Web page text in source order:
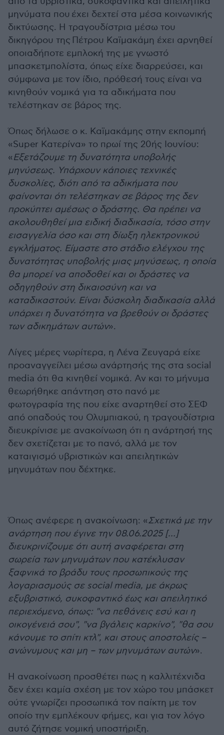
μηνύματα που έχει δεχτεί στα μέσα κοινωνικής
δικτύωσης. Η τραγουδίστρια μέσω του
δικηγόρου της Πέτρου Καϊμακάμη έχει αρνηθεί
οποιαδήποτε εμπλοκή της με γνωστό
μπασκετμπολίστα, όπως είχε διαρρεύσει, και
σύμφωνα με τον ίδιο, πρόθεσή τους είναι να
κινηθούν νομικά για τα αδικήματα που
τελέστηκαν σε βάρος της.
Όπως δήλωσε ο κ. Καϊμακάμης στην εκπομπή
«Super Κατερίνα» το πρωί της 20ής Ιουνίου:
«Εξετάζουμε τη δυνατότητα υποβολής
μηνύσεως. Υπάρχουν κάποιες τεχνικές
δυσκολίες, διότι από τα αδικήματα που
φαίνονται ότι τελέστηκαν σε βάρος της δεν
προκύπτει αμέσως ο δράστης. Θα πρέπει να
ακολουθηθεί μια ειδική διαδικασία, τόσο στην
εισαγγελία όσο και στη δίωξη ηλεκτρονικού
εγκλήματος. Είμαστε στο στάδιο ελέγχου της
δυνατότητας υποβολής μιας μηνύσεως, η οποία
θα μπορεί να αποδοθεί και οι δράστες να
οδηγηθούν στη δικαιοσύνη και να
καταδικαστούν. Είναι δύσκολη διαδικασία αλλά
υπάρχει η δυνατότητα να βρεθούν οι δράστες
των αδικημάτων αυτών».
Λίγες μέρες νωρίτερα, η Λένα Ζευγαρά είχε
προαναγγείλει μέσω ανάρτησής της στα social
media ότι θα κινηθεί νομικά. Αν και το μήνυμα
θεωρήθηκε απάντηση στο πανό με
φωτογραφία της που είχε αναρτηθεί στο ΣΕΦ
από οπαδούς του Ολυμπιακού, η τραγουδίστρια
διευκρίνισε με ανακοίνωση ότι η ανάρτησή της
δεν σχετίζεται με το πανό, αλλά με τον
καταιγισμό υβριστικών και απειλητικών
μηνυμάτων που δέχτηκε.
Όπως ανέφερε η ανακοίνωση: «Σχετικά με την
ανάρτηση που έγινε την 08.06.2025 […]
διευκρινίζουμε ότι αυτή αναφέρεται στη
σωρεία των μηνυμάτων που κατέκλυσαν
ξαφνικά το βράδυ τους προσωπικούς της
λογαριασμούς σε social media, με άκρως
εξυβριστικό, συκοφαντικό έως και απειλητικό
περιεχόμενο, όπως: "να πεθάνεις εσύ και η
οικογένειά σου", "να βγάλεις καρκίνο", "θα σου
κάνουμε το σπίτι κτλ", και στους αποστολείς –
ανώνυμους και μη – των μηνυμάτων αυτών».
Η ανακοίνωση προσθέτει πως η καλλιτέχνιδα
δεν έχει καμία σχέση με τον χώρο του μπάσκετ
ούτε γνωρίζει προσωπικά τον παίκτη με τον
οποίο την εμπλέκουν φήμες, και για τον λόγο
αυτό ζήτησε νομική υποστήριξη.